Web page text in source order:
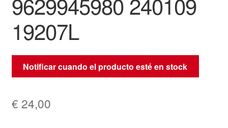
19207L
Notificar cuando el producto esté en stock
€ 24,00